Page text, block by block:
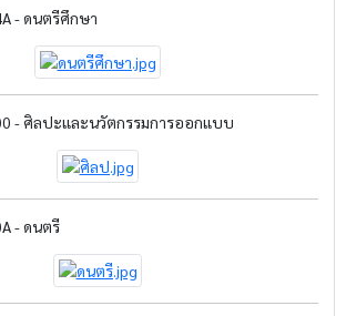
- ดนตรีศึกษา
- ศิลปะและนวัตกรรมการออกแบบ
- ดนตรี